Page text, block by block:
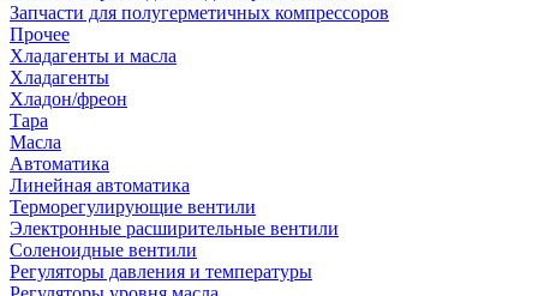
Запчасти для полугерметичных компрессоров
Прочее
Хладагенты и масла
Хладагенты
Хладон/фреон
Тара
Масла
Автоматика
Линейная автоматика
Терморегулирующие вентили
Электронные расширительные вентили
Соленоидные вентили
Регуляторы давления и температуры